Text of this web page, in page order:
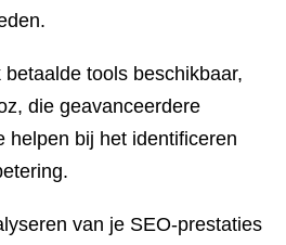
tools beschikbaar,
die geavanceerdere
helpen bij het identificeren
van je SEO-prestaties